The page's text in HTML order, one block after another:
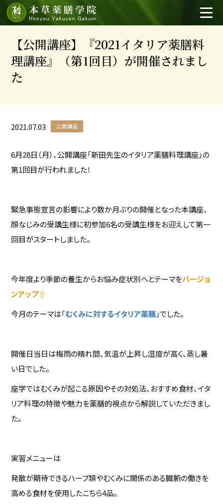
【公開講座】『2021イタリア薬膳料
理講座』（第1回目）が開催されまし
た
2021.07.03 公開講座
6月28日（月）、公開講座「新田先生のイタリア薬膳料理講座」の
第1回目が行われました！
緊急事態宣言の影響により数か月ぶりの開催となった本講座、
顔なじみの受講生様に初参加6名の受講生様をお迎えして第一
回目がスタートしました。
今年度より季節の養生からお悩み症状別へとテーマをバージョ
ンアップ⇧
今月のテーマは「むくみに対するイタリア薬膳」でした。
開催日当日は梅雨の晴れ間、気温が上昇し湿度が高く、蒸し暑
い日でした。
座学ではむくみが起こる原因やその対処法、おすすめ食材、イタ
リア料理の特徴や魅力を薬膳的視点から解説していただきまし
た。
実習メニューは
発散が期待できるハーブ類やむくみに関係のある臓腑の働きを
高める食材を使用したこちら4品。